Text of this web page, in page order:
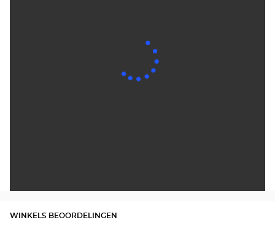
WINKELS BEOORDELINGEN